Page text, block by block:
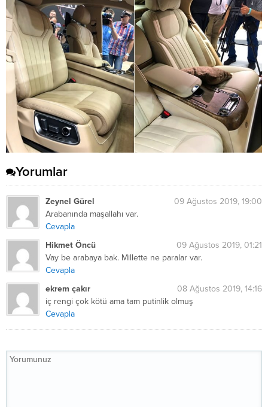
Yorumlar
Zeynel Gürel
09 Ağustos 2019, 19:00
Arabanında maşallahı var.
Cevapla
Hikmet Öncü
09 Ağustos 2019, 01:21
Vay be arabaya bak. Millette ne paralar var.
Cevapla
ekrem çakır
08 Ağustos 2019, 14:16
iç rengi çok kötü ama tam putinlik olmuş
Cevapla